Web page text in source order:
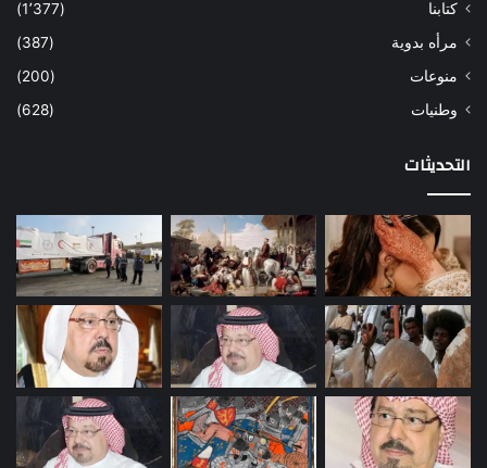
كتابنا
(1٬377)
مرأه بدوية
(387)
منوعات
(200)
وطنيات
(628)
التحديثات